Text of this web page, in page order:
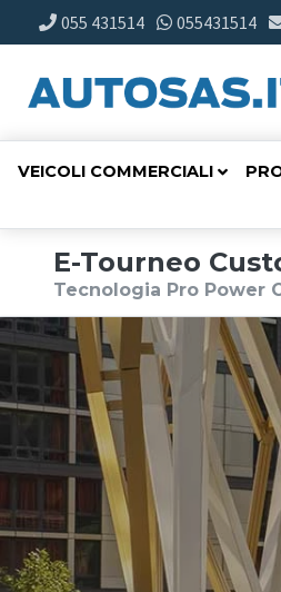
055 431514 055431514
VEICOLI COMMERCIALI
E-Tourneo
Tecnologia Pro Power